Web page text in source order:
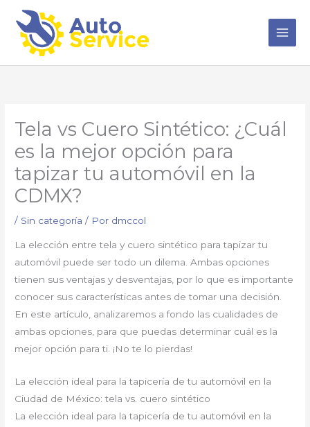
contenido
Tela vs Cuero Sintético: ¿Cuál
es la mejor opción para
tapizar tu automóvil en la
CDMX?
/ Sin categoría / Por dmccol
La elección entre tela y cuero sintético para tapizar tu
automóvil puede ser todo un dilema. Ambas opciones
tienen sus ventajas y desventajas, por lo que es importante
conocer sus características antes de tomar una decisión.
En este artículo, analizaremos a fondo las cualidades de
ambas opciones, para que puedas determinar cuál es la
mejor opción para ti. ¡No te lo pierdas!
La elección ideal para la tapicería de tu automóvil en la
Ciudad de México: tela vs. cuero sintético
La elección ideal para la tapicería de tu automóvil en la